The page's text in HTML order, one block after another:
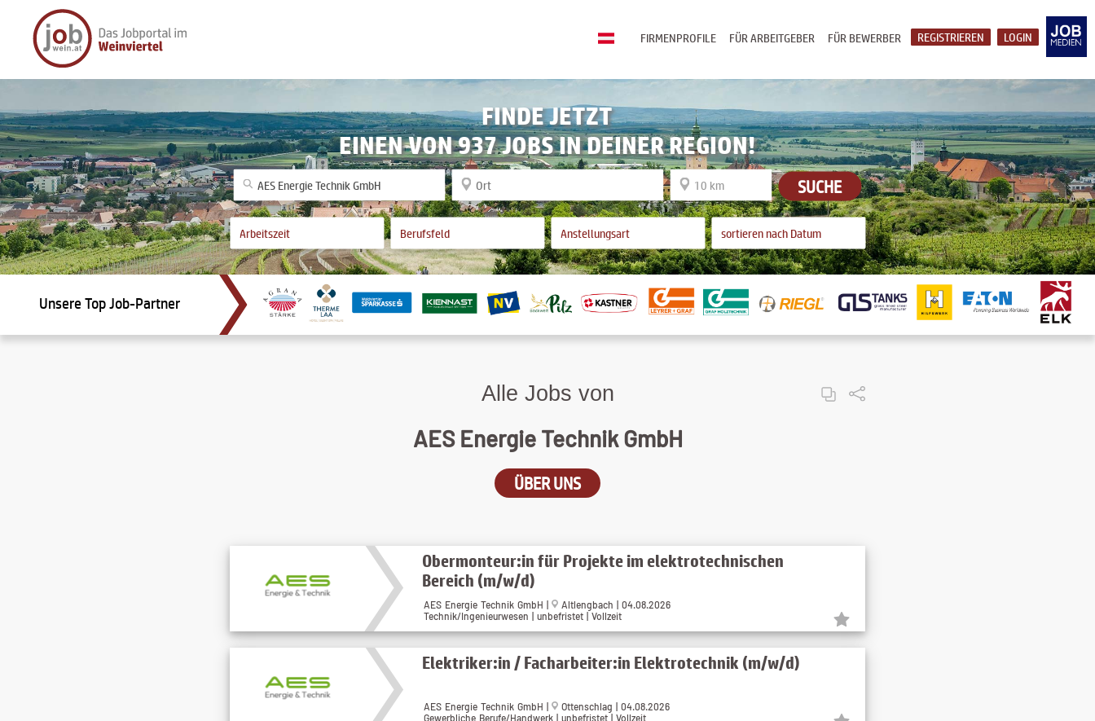
LOGIN
REGISTRIEREN
FÜR BEWERBER
FÜR ARBEITGEBER
FIRMENPROFILE
FINDE JETZT
EINEN VON 937 JOBS IN DEINER REGION!
SUCHE
Unsere Top Job-Partner
Alle Jobs von
AES Energie Technik GmbH
ÜBER UNS
Obermonteur:in für Projekte im elektrotechnischen
Bereich (m/w/d)
AES Energie Technik GmbH |
Altlengbach | 04.08.2026
Technik/Ingenieurwesen | unbefristet | Vollzeit
Elektriker:in / Facharbeiter:in Elektrotechnik (m/w/d)
AES Energie Technik GmbH |
Ottenschlag | 04.08.2026
Gewerbliche Berufe/Handwerk | unbefristet | Vollzeit